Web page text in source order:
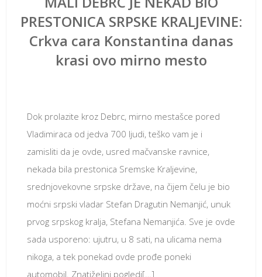
PRESTONICA SRPSKE KRALJEVINE:
Crkva cara Konstantina danas
krasi ovo mirno mesto
Dok prolazite kroz Debrc, mirno mestašce pored
Vladimiraca od jedva 700 ljudi, teško vam je i
zamisliti da je ovde, usred mačvanske ravnice,
nekada bila prestonica Sremske Kraljevine,
srednjovekovne srpske države, na čijem čelu je bio
moćni srpski vladar Stefan Dragutin Nemanjić, unuk
prvog srpskog kralja, Stefana Nemanjića. Sve je ovde
sada usporeno: ujutru, u 8 sati, na ulicama nema
nikoga, a tek ponekad ovde prođe poneki
automobil. Znatiželjni pogledi[…]